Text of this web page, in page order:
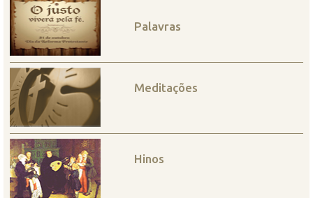
Palavras
Meditações
Hinos